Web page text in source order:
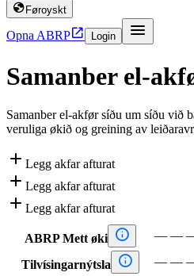
 Føroyskt
Opna ABRP Login 
Samanber el-
Samanber el-akfør síðu um síðu við
veruliga økið og greining av
 Legg akfar afturat
 Legg akfar afturat
 Legg akfar afturat
ABRP Mett øki  — —
Tilvísingarnýtsla  — —